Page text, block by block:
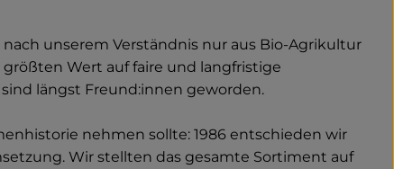
unserem Verständnis nur aus Bio-Agrikultur
Wert auf faire und langfristige
längst Freund:innen geworden.
nehmen sollte: 1986 entschieden wir
Wir stellten das gesamte Sortiment auf